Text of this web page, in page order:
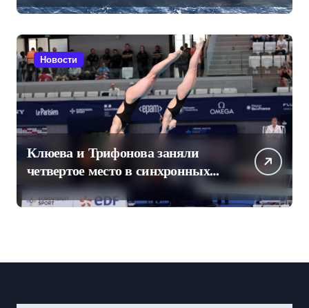
Новости
Клюева и Трифонова заняли
четвертое место в синхронных
прыжках в воду на чемпионате
Европы